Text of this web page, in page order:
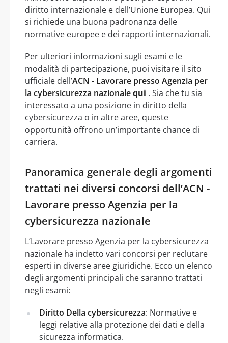
diritto internazionale e dell’Unione Europea. Qui
si richiede una buona padronanza delle
normative europee e dei rapporti internazionali.
Per ulteriori informazioni sugli esami e le
modalità di partecipazione, puoi visitare il sito
ufficiale dell’ACN - Lavorare presso Agenzia per
la cybersicurezza nazionalequi . Sia che tu sia
interessato a una posizione in diritto della
cybersicurezza o in altre aree, queste
opportunità offrono un’importante chance di
carriera.
Panoramica generale degli argomenti
trattati nei diversi concorsi dell’ACN -
Lavorare presso Agenzia per la
cybersicurezza nazionale
L’Lavorare presso Agenzia per la cybersicurezza
nazionale ha indetto vari concorsi per reclutare
esperti in diverse aree giuridiche. Ecco un elenco
degli argomenti principali che saranno trattati
negli esami:
Diritto Della cybersicurezza: Normative e
leggi relative alla protezione dei dati e della
sicurezza informatica.